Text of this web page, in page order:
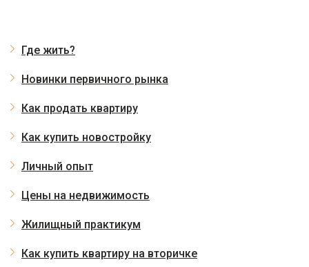
Где жить?
Новинки первичного рынка
Как продать квартиру
Как купить новостройку
Личный опыт
Цены на недвижимость
Жилищный практикум
Как купить квартиру на вторичке